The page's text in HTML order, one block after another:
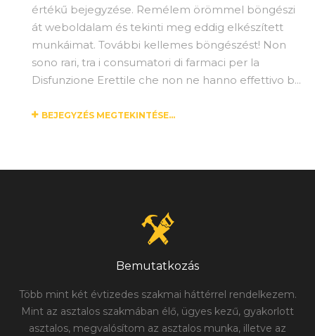
értékű bejegyzése. Remélem örömmel böngészi
át weboldalam és tekinti meg eddig elkészített
munkáimat. További kellemes böngészést! Non
sono rari, tra i consumatori di farmaci per la
Disfunzione Erettile che non ne hanno effettivo b...
BEJEGYZÉS MEGTEKINTÉSE...
Bemutatkozás
Több mint két évtizedes szakmai háttérrel rendelkezem.
Mint az asztalos szakmában élő, ügyes kezű, gyakorlott
asztalos, megvalósítom az asztalos munka, illetve az